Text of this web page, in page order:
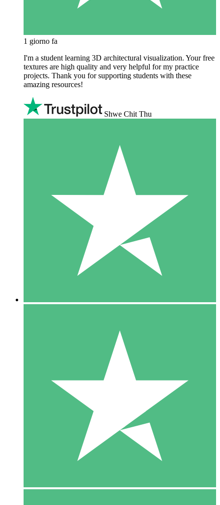
1 giorno fa
I'm a student learning 3D architectural visualization. Your free
textures are high quality and very helpful for my practice
projects. Thank you for supporting students with these
amazing resources!
Shwe Chit Thu